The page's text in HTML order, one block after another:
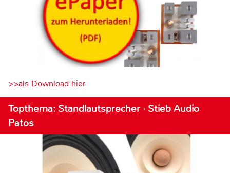
>>als Download hier
Topthema: Standlautsprecher · Stieb Audio
Patos